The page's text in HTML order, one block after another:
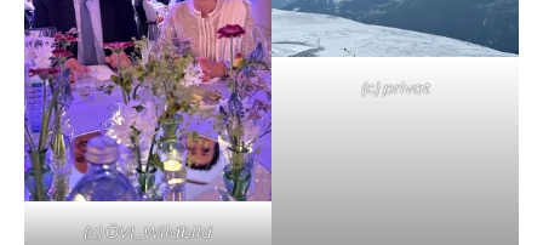
(c) ÖVI_Wildbild
(c) privat